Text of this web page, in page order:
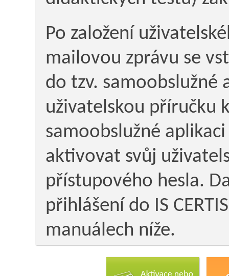
Po založení
mailovou zprávu se
do tzv. samoobslužné
uživatelskou příručku
samoobslužné
aktivovat svůj
přístupového hesla.
přihlášení do IS
manuálech níže.